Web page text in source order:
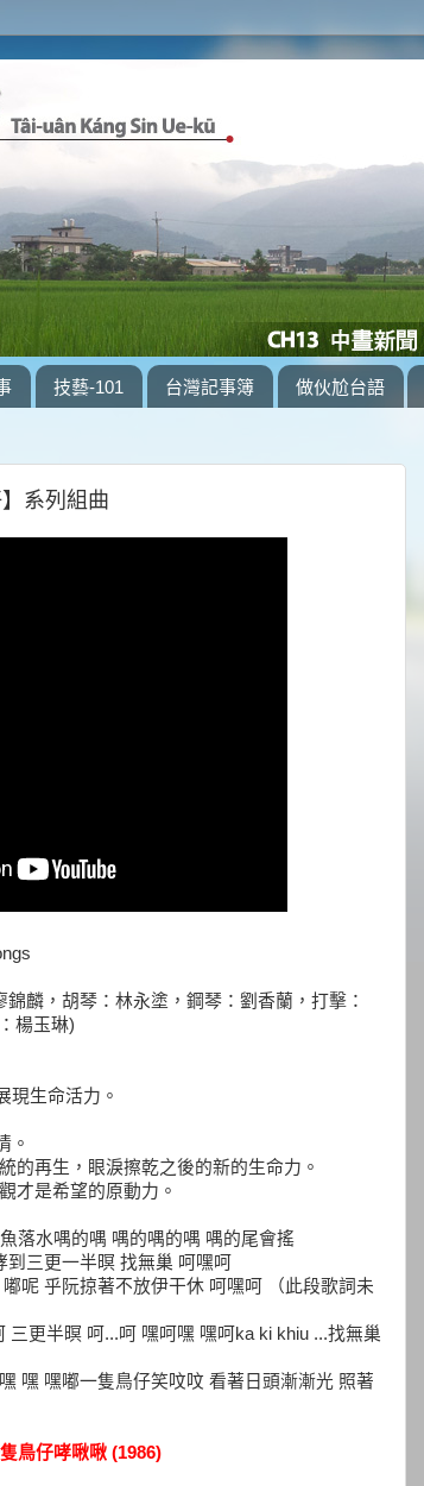
技藝-101 台灣記事簿 做伙尬台語
系列組曲
麟，胡琴：林永塗，鋼琴：劉香蘭，打擊：
楊玉琳)
現生命活力。
。
的再生，眼淚擦乾之後的新的生命力。
才是希望的原動力。
落水喁的喁 喁的喁的喁 喁的尾會搖
到三更一半暝 找無巢 呵嘿呵
呢 乎阮掠著不放伊干休 呵嘿呵 （此段歌詞未
三更半暝 呵...呵 嘿呵嘿 嘿呵ka ki khiu ...找無巢
嘿 嘿嘟一隻鳥仔笑呅呅 看著日頭漸漸光 照著
鳥仔哮啾啾 (1986)